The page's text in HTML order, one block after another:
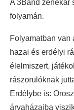
A 3Band zenekar
folyamán.
Folyamatban van
hazai és erdélyi
élelmiszert,
rászorulóknak
Erdélybe is:
árvaházaiba